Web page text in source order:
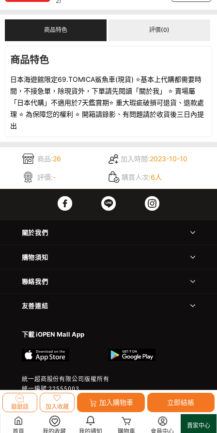
首頁 我的收藏 我的通知 購物車 會員中心
賣家中心
敲敲話 加入收藏
加入購物車 立即結帳
商品特色 評價(0)
商品特色
日本海遊館限定69.TOMICA鯊魚車(現貨) ⭐️基本上代購都需要時
間，不接急單，除現貨外，下單請先閱讀「關於我」 ⭐️ 賣場屬
「日本代購」不適用於7天鑑賞期⭐️ 重大瑕疵破損可退貨、退款處
理 ⭐️ 為保障您的權利 ⭐️ 開箱請錄影、有問題請於收貨後三日內提
出
商品:26 加入時間:2023-10-10
評價:- 購買人次:6人
關於我們
購物須知
聯絡我們
友善連結
下載 iOPEN Mall App
統一超商股份有限公司版權所有
統一編號:22555003
© 2023 President Chain Store Corp. All rights reserved.